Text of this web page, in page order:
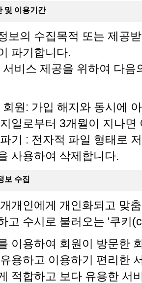
및 이용기간
보의 수집목적 또는 제공
파기합니다.
서비스 제공을 위하여 다
원: 가입 해지와 동시에
일로부터 3개월이 지나
기 : 전자적 파일 형태로
사용하여 삭제합니다.
보 수집
개인에게 개인화되고 맞
고 수시로 불러오는 '쿠키
이용하여 회원이 방문한
용하고 이용하기 편리한
적합하고 보다 유용한 서